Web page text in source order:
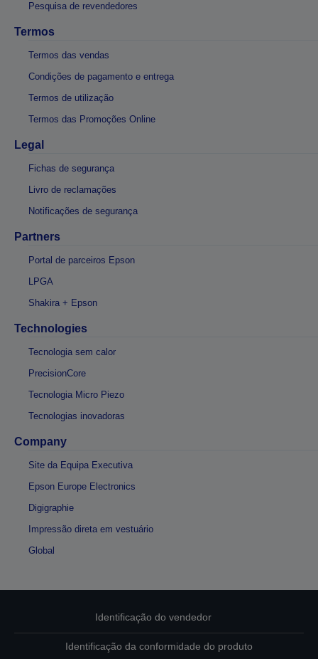
Pesquisa de revendedores
Termos
Termos das vendas
Condições de pagamento e entrega
Termos de utilização
Termos das Promoções Online
Legal
Fichas de segurança
Livro de reclamações
Notificações de segurança
Partners
Portal de parceiros Epson
LPGA
Shakira + Epson
Technologies
Tecnologia sem calor
PrecisionCore
Tecnologia Micro Piezo
Tecnologias inovadoras
Company
Site da Equipa Executiva
Epson Europe Electronics
Digigraphie
Impressão direta em vestuário
Global
Identificação do vendedor
Identificação da conformidade do produto